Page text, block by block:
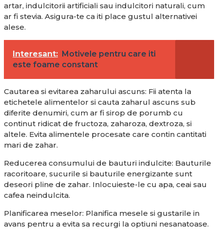
artar, indulcitorii artificiali sau indulcitori naturali, cum
ar fi stevia. Asigura-te ca iti place gustul alternativei
alese.
Interesant: Motivele pentru care iti
este foame constant
Cautarea si evitarea zaharului ascuns: Fii atenta la
etichetele alimentelor si cauta zaharul ascuns sub
diferite denumiri, cum ar fi sirop de porumb cu
continut ridicat de fructoza, zaharoza, dextroza, si
altele. Evita alimentele procesate care contin cantitati
mari de zahar.
Reducerea consumului de bauturi indulcite: Bauturile
racoritoare, sucurile si bauturile energizante sunt
deseori pline de zahar. Inlocuieste-le cu apa, ceai sau
cafea neindulcita.
Planificarea meselor: Planifica mesele si gustarile in
avans pentru a evita sa recurgi la optiuni nesanatoase.